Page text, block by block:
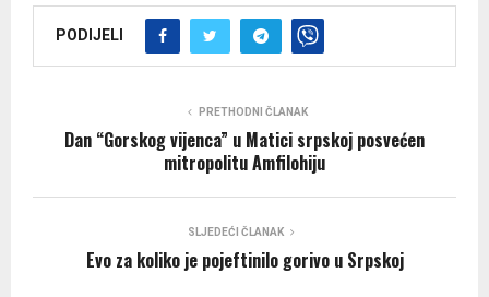
PODIJELI
PRETHODNI ČLANAK
Dan “Gorskog vijenca” u Matici srpskoj posvećen
mitropolitu Amfilohiju
SLJEDEĆI ČLANAK
Evo za koliko je pojeftinilo gorivo u Srpskoj